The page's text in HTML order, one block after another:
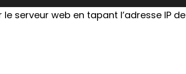
serveur web en tapant l’adresse IP de